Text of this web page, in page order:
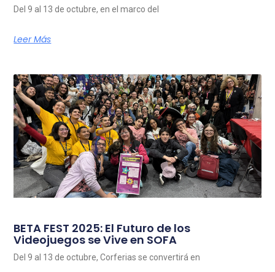
Del 9 al 13 de octubre, en el marco del
Leer Más
BETA FEST 2025: El Futuro de los
Videojuegos se Vive en SOFA
Del 9 al 13 de octubre, Corferias se convertirá en